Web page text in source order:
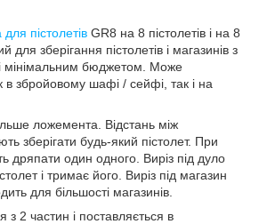
для пістолетів GR8 на 8 пістолетів і на 8
для зберігання пістолетів і магазинів з
мінімальним бюджетом. Може
в збройовому шафі / сейфі, так і на
ложемента. Відстань між
зберігати будь-який пістолет. При
дряпати один одного. Виріз під дуло
і тримає його. Виріз під магазин
для більшості магазинів.
з 2 частин і поставляється в